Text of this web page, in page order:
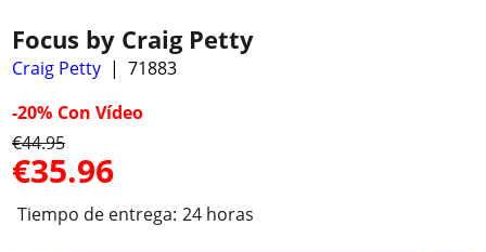
Focus by Craig Petty
Craig Petty
71883
-20% Con Vídeo
€44.95
€35.96
Tiempo de entrega: 24 horas